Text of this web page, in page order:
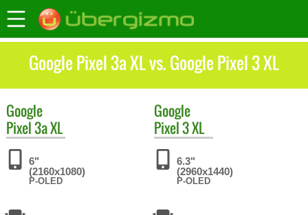
Google Pixel 3a XL vs. Google Pixel 3 XL
Google
Pixel 3a XL
6"
(2160x1080)
P-OLED
Google
Pixel 3 XL
6.3"
(2960x1440)
P-OLED